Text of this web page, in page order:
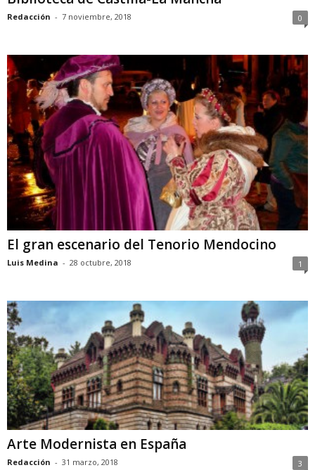
Redacción - 7 noviembre, 2018 0
El gran escenario del Tenorio Mendocino
Luis Medina - 28 octubre, 2018 1
Arte Modernista en España
Redacción - 31 marzo, 2018 3